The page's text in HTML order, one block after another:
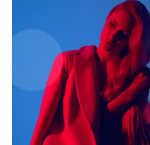
AIN NEWS 1
Contact Us
About Us
Privacy Policy
Terms of Use Agreement
Facebook
X WhatsApp
Share